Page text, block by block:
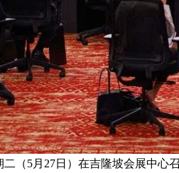
（5月27日）在吉隆坡会展中心召